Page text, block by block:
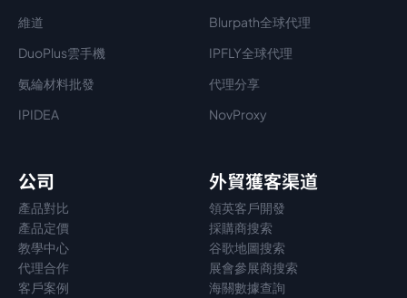
維道
Blurpath全球代理
DuoPlus雲手機
IPFLY全球代理
氨綸材料批發
代理分享
IPIDEA
NovProxy
公司
產品對比
產品定價
教學中心
代理合作
客戶案例
外貿獲客渠道
領英客戶開發
採購商搜索
谷歌地圖搜索
展會參展商搜索
海關數據查詢